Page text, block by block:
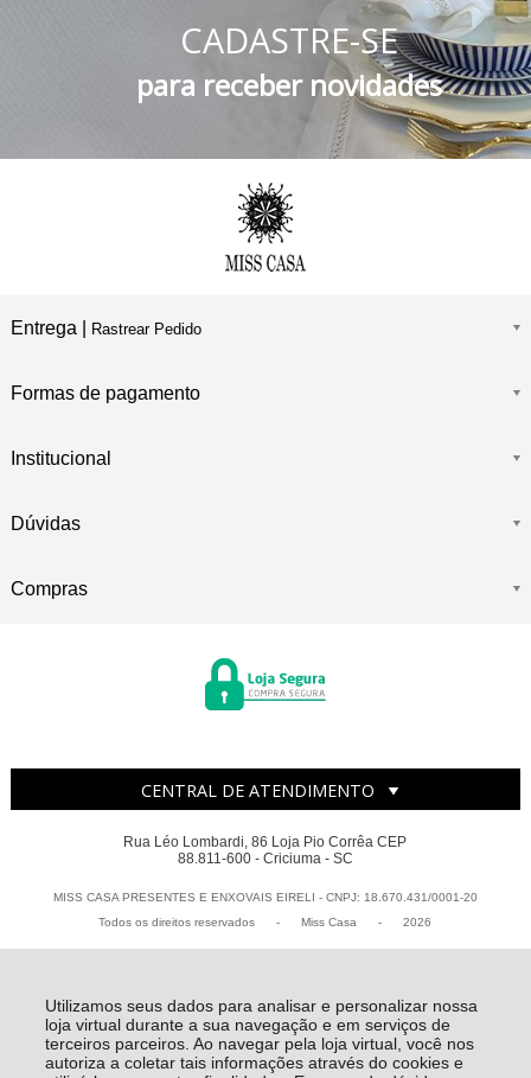
Utilizamos seus dados para analisar e personalizar nossa
loja virtual durante a sua navegação e em serviços de
terceiros parceiros. Ao navegar pela loja virtual, você nos
autoriza a coletar tais informações através do cookies e
FRETE GRÁTIS Consulte o Regulamento
CADASTRE-SE
para receber novidades
Entrega | Rastrear Pedido
Formas de pagamento
Institucional
Dúvidas
Compras
CENTRAL DE ATENDIMENTO
Rua Léo Lombardi, 86 Loja Pio Corrêa CEP
88.811-600 - Criciuma - SC
MISS CASA PRESENTES E ENXOVAIS EIRELI - CNPJ: 18.670.431/0001-20
Todos os direitos reservados
- Miss Casa - 2026